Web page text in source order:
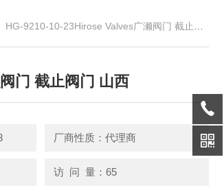
HG-9210-10-23Hirose Valves广濑阀门 截止阀门 山西
门 截止阀门 山西
厂商性质：代理商
访 问 量：65